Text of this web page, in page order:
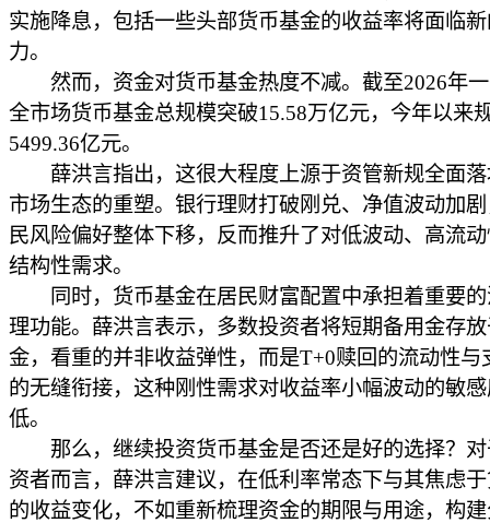
实施降息，包括一些头部货币基金的收益率将面临
力。
然而，资金对货币基金热度不减。截至2026年
全市场货币基金总规模突破15.58万亿元，今年以来
5499.36亿元。
薛洪言指出，这很大程度上源于资管新规全面落
市场生态的重塑。银行理财打破刚兑、净值波动加
民风险偏好整体下移，反而推升了对低波动、高流
结构性需求。
同时，货币基金在居民财富配置中承担着重要的
理功能。薛洪言表示，多数投资者将短期备用金存
金，看重的并非收益弹性，而是T+0赎回的流动性与
的无缝衔接，这种刚性需求对收益率小幅波动的敏
低。
那么，继续投资货币基金是否还是好的选择？对
资者而言，薛洪言建议，在低利率常态下与其焦虑
的收益变化，不如重新梳理资金的期限与用途，构